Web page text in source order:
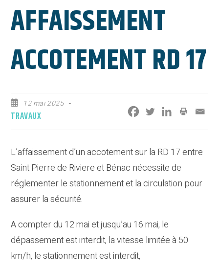
AFFAISSEMENT
ACCOTEMENT RD 17
Publication
publiée :
12 mai 2025
Post
TRAVAUX
L’affaissement d’un accotement sur la RD 17 entre
Saint Pierre de Riviere et Bénac nécessite de
réglementer le stationnement et la circulation pour
assurer la sécurité.
A compter du 12 mai et jusqu’au 16 mai, le
dépassement est interdit, la vitesse limitée à 50
km/h, le stationnement est interdit,